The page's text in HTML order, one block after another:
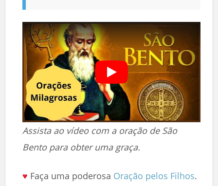
Assista ao vídeo com a oração de São
Bento para obter uma graça.
♥ Faça uma poderosa Oração pelos Filhos.